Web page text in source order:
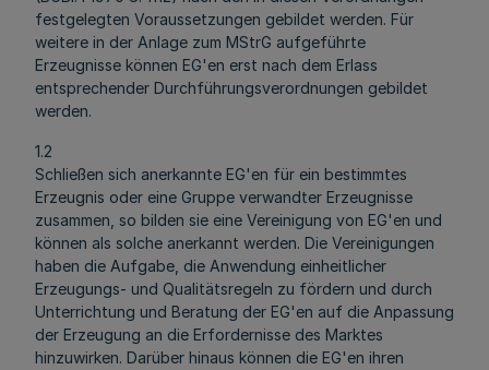
festgelegten Voraussetzungen gebildet werden. Für
weitere in der Anlage zum MStrG aufgeführte
Erzeugnisse können EG'en erst nach dem Erlass
entsprechender Durchführungsverordnungen gebildet
werden.
1.2
Schließen sich anerkannte EG'en für ein bestimmtes
Erzeugnis oder eine Gruppe verwandter Erzeugnisse
zusammen, so bilden sie eine Vereinigung von EG'en und
können als solche anerkannt werden. Die Vereinigungen
haben die Aufgabe, die Anwendung einheitlicher
Erzeugungs- und Qualitätsregeln zu fördern und durch
Unterrichtung und Beratung der EG'en auf die Anpassung
der Erzeugung an die Erfordernisse des Marktes
hinzuwirken. Darüber hinaus können die EG'en ihren